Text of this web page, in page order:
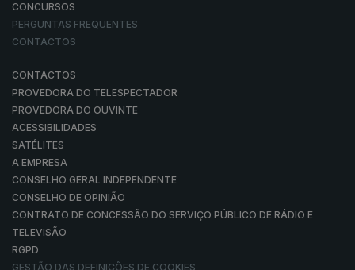
CONCURSOS
PERGUNTAS FREQUENTES
CONTACTOS
CONTACTOS
PROVEDORA DO TELESPECTADOR
PROVEDORA DO OUVINTE
ACESSIBILIDADES
SATÉLITES
A EMPRESA
CONSELHO GERAL INDEPENDENTE
CONSELHO DE OPINIÃO
CONTRATO DE CONCESSÃO DO SERVIÇO PÚBLICO DE RÁDIO E
TELEVISÃO
RGPD
GESTÃO DAS DEFINIÇÕES DE COOKIES